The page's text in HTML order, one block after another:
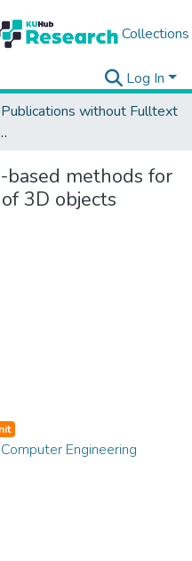
Collections
Log In
Publications without Fulltext
retrieval of 3D objects
based methods for
3D objects
Engineering